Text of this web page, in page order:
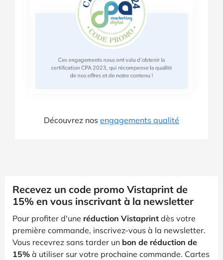
Découvrez nos engagements qualité
Recevez un code promo Vistaprint de
15% en vous inscrivant à la newsletter
Pour profiter d'une réduction Vistaprint dès votre
première commande, inscrivez-vous à la newsletter.
Vous recevrez sans tarder un bon de réduction de
15% à utiliser sur votre prochaine commande. Cartes